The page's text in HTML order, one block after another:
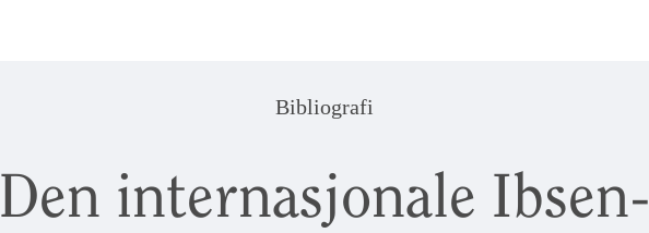
Bibliografi
Den internasjonale Ibsen-